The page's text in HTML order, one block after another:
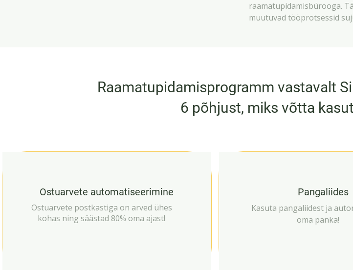
raamatupidamisbürooga.
muutuvad tööprotsessid
Raamatupidamisprogramm vastavalt
6 põhjust, miks võtta
Ostuarvete automatiseerimine
Ostuarvete postkastiga on arved ühes
kohas ning säästad 80% oma ajast!
Pangaliides
Kasuta pangaliidest ja
oma panka!